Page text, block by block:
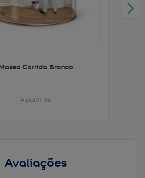
Corrida Branco
A partir de
Avaliações